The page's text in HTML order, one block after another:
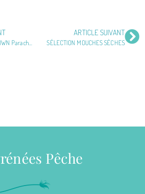
MONTAGE MARCH BROWN Parachute
ARTICLE SUIVANT
SÉLECTION MOUCHES SÈCHES
Pêche